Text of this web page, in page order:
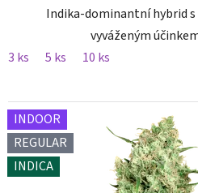
Indika-dominantní hybrid
vyváženým
3 ks
5 ks 10 ks
INDOOR
REGULAR
INDICA